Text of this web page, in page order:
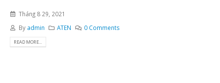
Tháng 8 29, 2021
By admin ATEN 0 Comments
READ MORE...